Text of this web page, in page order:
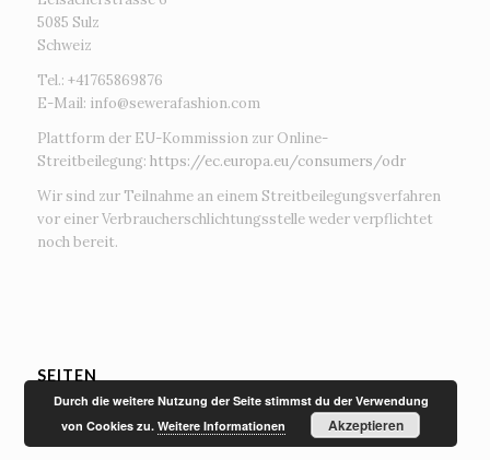
5085 Sulz
Schweiz
Tel.: +41765869876
E-Mail: info@sewerafashion.com
Plattform der EU-Kommission zur Online-
Streitbeilegung: https://ec.europa.eu/consumers/odr
Wir sind zur Teilnahme an einem Streitbeilegungsverfahren
vor einer Verbraucherschlichtungsstelle weder verpflichtet
noch bereit.
SEITEN
Durch die weitere Nutzung der Seite stimmst du der Verwendung
von Cookies zu.Weitere Informationen Akzeptieren